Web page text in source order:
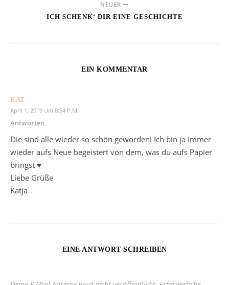
NEUER
ICH SCHENK‘ DIR EINE GESCHICHTE
EIN KOMMENTAR
KAT
April 1, 2019 Um 8:54 P.m.
Antworten
Die sind alle wieder so schön geworden! Ich bin ja immer
wieder aufs Neue begeistert von dem, was du aufs Papier
bringst ♥
Liebe Grüße
Katja
EINE ANTWORT SCHREIBEN